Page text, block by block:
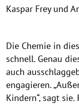
Kaspar Frey und
Die Chemie in
schnell. Genau
auch
engagieren.
Kindern“, sagt